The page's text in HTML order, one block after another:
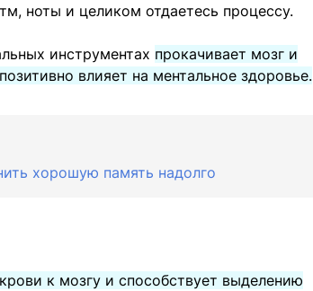
ноты и целиком отдаетесь процессу.
инструментах прокачивает мозг и
позитивно влияет на ментальное здоровье.
хорошую память надолго
к мозгу и способствует выделению